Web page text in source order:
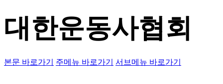
대한운동사협회
본문 바로가기 주메뉴 바로가기 서브메뉴 바로가기